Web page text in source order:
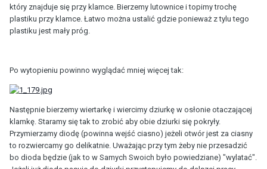
który znajduje się przy klamce. Bierzemy lutownice i topimy trochę
plastiku przy klamce. Łatwo można ustalić gdzie ponieważ z tylu tego
plastiku jest mały próg.
Po wytopieniu powinno wyglądać mniej więcej tak:
Następnie bierzemy wiertarkę i wiercimy dziurkę w osłonie otaczającej
klamkę. Staramy się tak to zrobić aby obie dziurki się pokryły.
Przymierzamy diodę (powinna wejść ciasno) jeżeli otwór jest za ciasny
to rozwiercamy go delikatnie. Uważając przy tym żeby nie przesadzić
bo dioda będzie (jak to w Samych Swoich było powiedziane) "wylatać".